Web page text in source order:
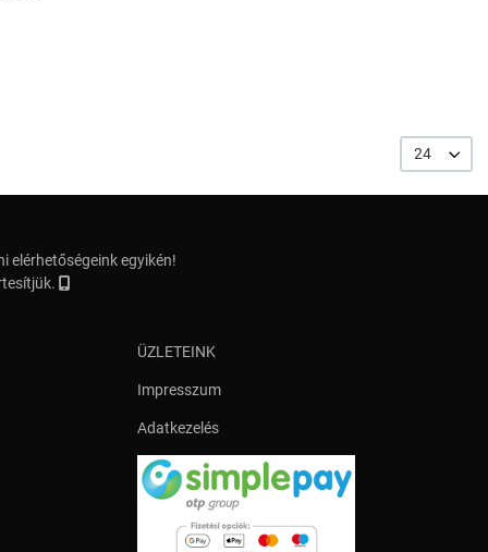
24
elérhetőségeink egyikén!
ÜZLETEINK
Impresszum
Adatkezelés